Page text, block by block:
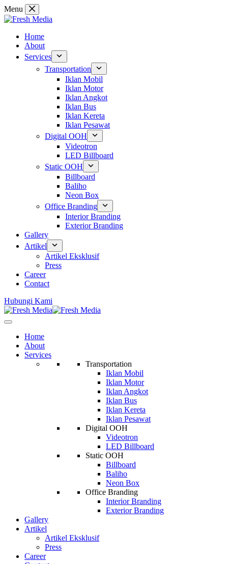
Skip
to
Menu
Home
About
Services
Transportation
Iklan Mobil
Iklan Motor
Iklan Angkot
Iklan Bus
Iklan Kereta
Iklan Pesawat
Digital OOH
Videotron
LED Billboard
Static OOH
Billboard
Baliho
Neon Box
Office Branding
Interior Branding
Exterior Branding
Gallery
Artikel
Artikel Eksklusif
Press
Career
Contact
Hubungi Kami
Home
About
Services
Transportation
Iklan Mobil
Iklan Motor
Iklan Angkot
Iklan Bus
Iklan Kereta
Iklan Pesawat
Digital OOH
Videotron
LED Billboard
Static OOH
Billboard
Baliho
Neon Box
Office Branding
Interior Branding
Exterior Branding
Gallery
Artikel
Artikel Eksklusif
Press
Career